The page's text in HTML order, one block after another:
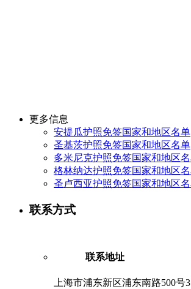
更多信息
安提瓜护照免签国家和地区名单
圣基茨护照免签国家和地区名单
多米尼克护照免签国家和地区
格林纳达护照免签国家和地区
圣卢西亚护照免签国家和地区
联系方式
联系地址
上海市浦东新区浦东南路500号